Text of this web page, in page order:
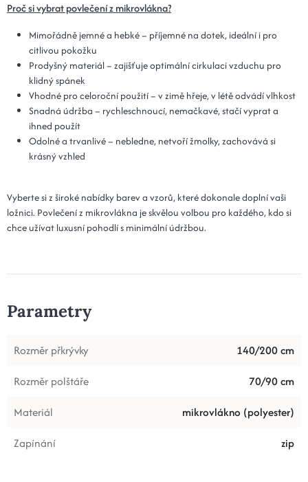
Proč si vybrat povlečení z mikrovlákna?
Mimořádně jemné a hebké – příjemné na dotek, ideální i pro
citlivou pokožku
Prodyšný materiál – zajišťuje optimální cirkulaci vzduchu pro
klidný spánek
Vhodné pro celoroční použití – v zimě hřeje, v létě odvádí vlhkost
Snadná údržba – rychleschnoucí, nemačkavé, stačí vyprat a
ihned použít
Odolné a trvanlivé – nebledne, netvoří žmolky, zachovává si
krásný vzhled
Vyberte si z široké nabídky barev a vzorů, které dokonale doplní vaši
ložnici. Povlečení z mikrovlákna je skvělou volbou pro každého, kdo si
chce užívat luxusní pohodlí s minimální údržbou.
Parametry
Rozměr přkrývky
140/200 cm
Rozměr polštáře
70/90 cm
Materiál
mikrovlákno (polyester)
Zapínání
zip